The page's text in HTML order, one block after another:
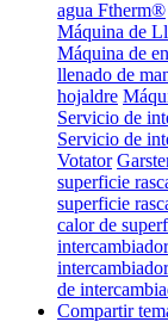
agua Ftherm®
Máquina de
Máquina de
llenado de
hojaldre
Servicio de
Servicio de
Votator
superficie
superficie
calor de
de
Compartir